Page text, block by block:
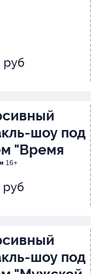
руб
шоу под
"Время
16+
руб
шоу под